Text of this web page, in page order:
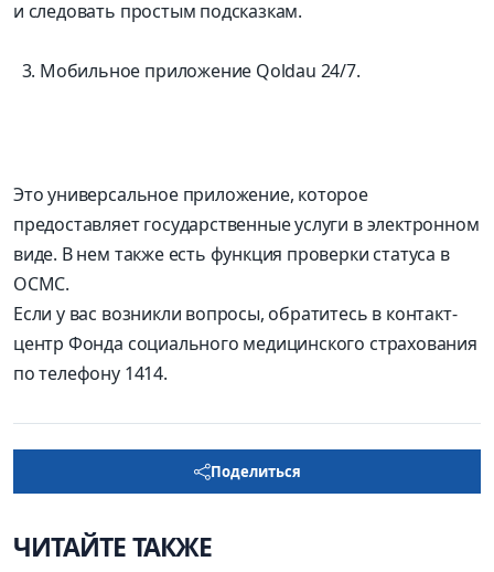
и следовать простым подсказкам.
Мобильное приложение Qoldau 24/7.
Это универсальное приложение, которое
предоставляет государственные услуги в электронном
виде. В нем также есть функция проверки статуса в
ОСМС.
Если у вас возникли вопросы, обратитесь в контакт-
центр Фонда социального медицинского страхования
по телефону 1414.
Поделиться
ЧИТАЙТЕ ТАКЖЕ